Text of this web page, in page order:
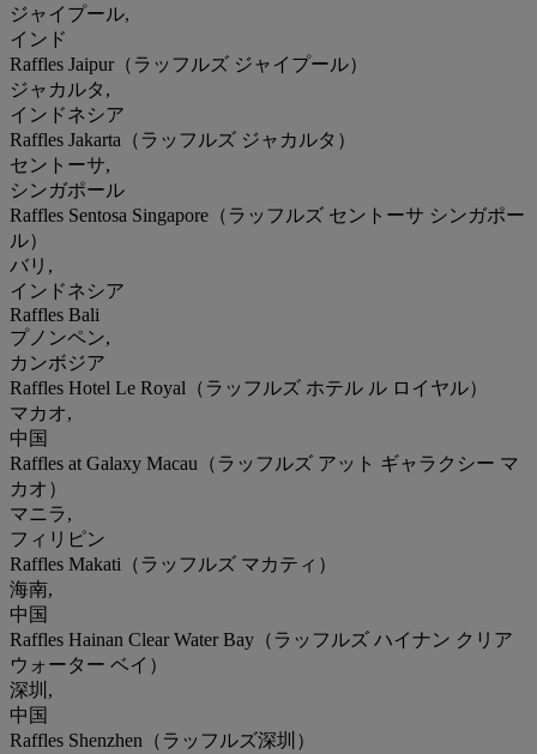
ジャイプール,
インド
Raffles Jaipur（ラッフルズ ジャイプール）
ジャカルタ,
インドネシア
Raffles Jakarta（ラッフルズ ジャカルタ）
セントーサ,
シンガポール
Raffles Sentosa Singapore（ラッフルズ セントーサ シンガポー
ル）
バリ,
インドネシア
Raffles Bali
プノンペン,
カンボジア
Raffles Hotel Le Royal（ラッフルズ ホテル ル ロイヤル）
マカオ,
中国
Raffles at Galaxy Macau（ラッフルズ アット ギャラクシー マ
カオ）
マニラ,
フィリピン
Raffles Makati（ラッフルズ マカティ）
海南,
中国
Raffles Hainan Clear Water Bay（ラッフルズ ハイナン クリア
ウォーター ベイ）
深圳,
中国
Raffles Shenzhen（ラッフルズ深圳）